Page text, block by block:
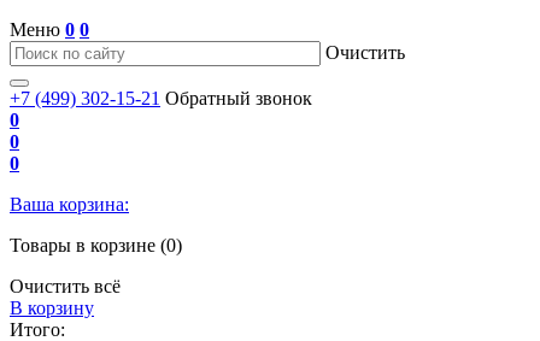
Меню 0 0
Очистить
+7 (499) 302-15-21 Обратный звонок
0
0
0
Ваша корзина:
Товары в корзине (0)
Очистить всё
В корзину
Итого: